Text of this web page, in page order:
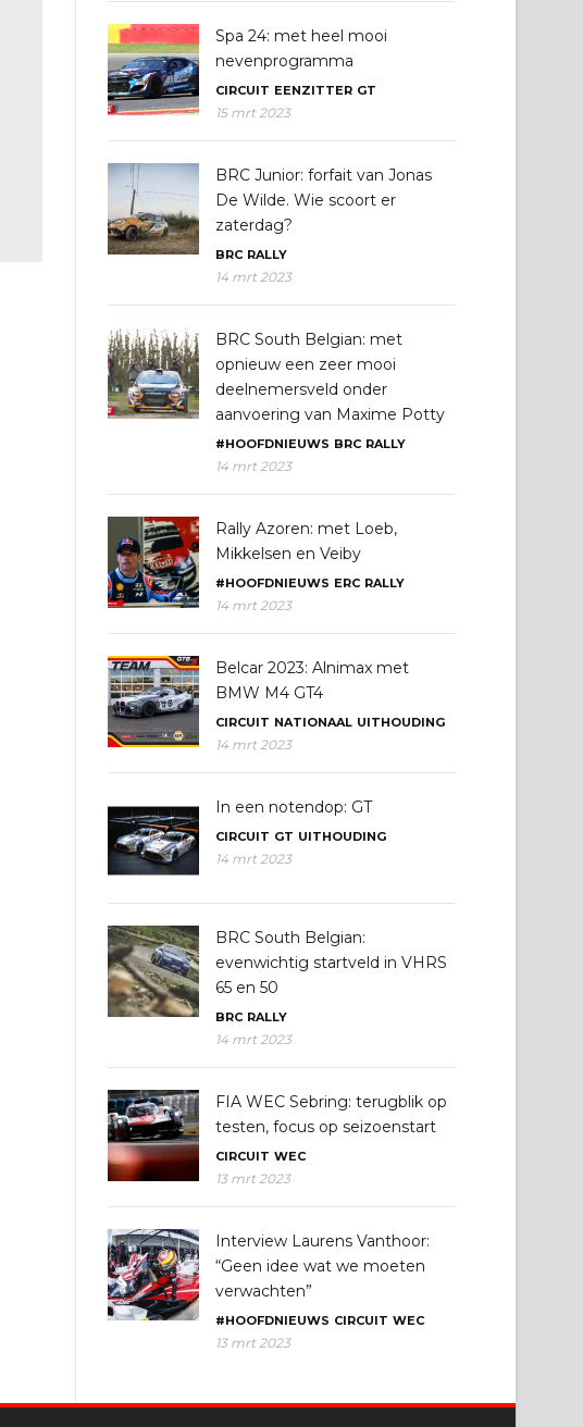
Spa 24: met heel mooi
nevenprogramma
CIRCUIT EENZITTER GT
15 mrt 2023
BRC Junior: forfait van Jonas
De Wilde. Wie scoort er
zaterdag?
BRC RALLY
14 mrt 2023
BRC South Belgian: met
opnieuw een zeer mooi
deelnemersveld onder
aanvoering van Maxime Potty
#HOOFDNIEUWS BRC RALLY
14 mrt 2023
Rally Azoren: met Loeb,
Mikkelsen en Veiby
#HOOFDNIEUWS ERC RALLY
14 mrt 2023
Belcar 2023: Alnimax met
BMW M4 GT4
CIRCUIT NATIONAAL UITHOUDING
14 mrt 2023
In een notendop: GT
CIRCUIT GT UITHOUDING
14 mrt 2023
BRC South Belgian:
evenwichtig startveld in VHRS
65 en 50
BRC RALLY
14 mrt 2023
FIA WEC Sebring: terugblik op
testen, focus op seizoenstart
CIRCUIT WEC
13 mrt 2023
Interview Laurens Vanthoor:
“Geen idee wat we moeten
verwachten”
#HOOFDNIEUWS CIRCUIT WEC
13 mrt 2023